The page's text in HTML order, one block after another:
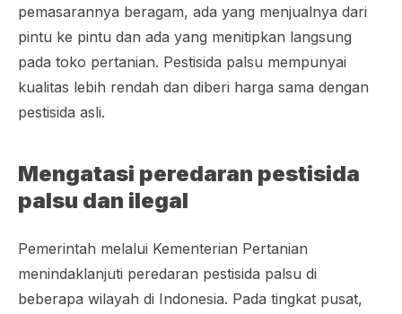
pemasarannya beragam, ada yang menjualnya dari
pintu ke pintu dan ada yang menitipkan langsung
pada toko pertanian. Pestisida palsu mempunyai
kualitas lebih rendah dan diberi harga sama dengan
pestisida asli.
Mengatasi peredaran pestisida
palsu dan ilegal
Pemerintah melalui Kementerian Pertanian
menindaklanjuti peredaran pestisida palsu di
beberapa wilayah di Indonesia. Pada tingkat pusat,